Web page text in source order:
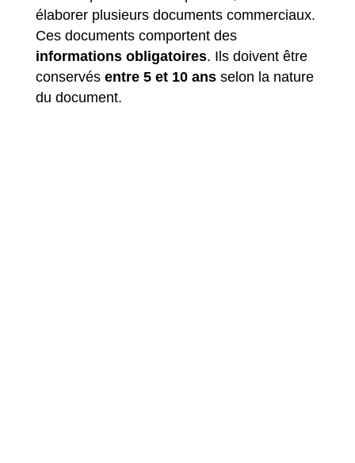
élaborer plusieurs documents commerciaux.
Ces documents comportent des
informations obligatoires. Ils doivent être
conservés entre 5 et 10 ans selon la nature
du document.